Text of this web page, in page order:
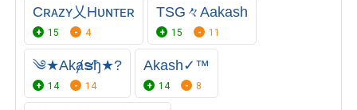
Cʀᴀᴢʏ乂Hᴜɴᴛᴇʀ
15 4
TSG々Aakash
15 11
༄★Akⱥຮђ★?
14 14
Akash✓™
14 8